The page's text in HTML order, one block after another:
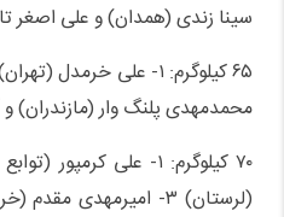
سینا زندی (همدان) و علی اصغر
محمدمهدی پلنگ وار (مازندران)
(لرستان) ۳- امیرمهدی